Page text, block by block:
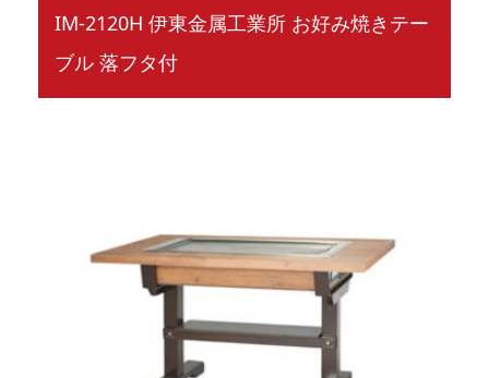
IM-2120H 伊東金属工業所 お好み焼きテー
ブル 落フタ付